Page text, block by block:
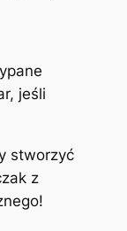
jeśli
stworzyć
z